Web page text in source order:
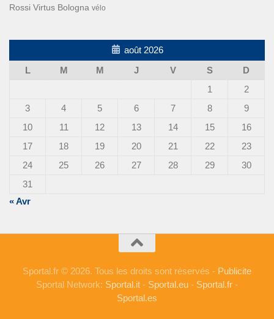
Rossi Virtus Bologna vélo
août 2026
L
M M J V S
D
1
2
3
4 5 6 7 8
9
10
11 12 13 14 15
16
17
18 19 20 21 22
23
24
25 26 27 28 29
30
31
« Avr
Sportal.fr © 2026. Tous les droits sont réservés - Publicite
Sportal Network: Sportal.it - Sportal.eu - Sportal.fr -
Sportal.es